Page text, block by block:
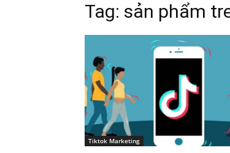
Tag: sản phẩm
Tiktok Marketing